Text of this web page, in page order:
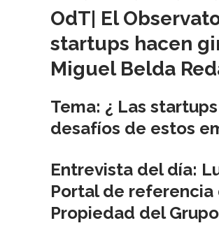
OdT| El
startups hacen
Miguel Belda
Tema: ¿ Las
desafíos de estos
Entrevista del día:
Portal de referencia
Propiedad del